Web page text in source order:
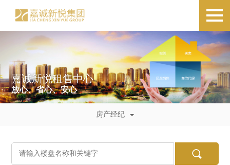
嘉诚新悦租售中心
放心、省心、安心
房产经纪